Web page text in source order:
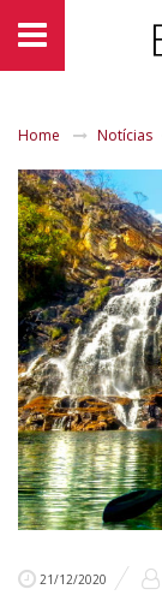
Home Notícias
21/12/2020